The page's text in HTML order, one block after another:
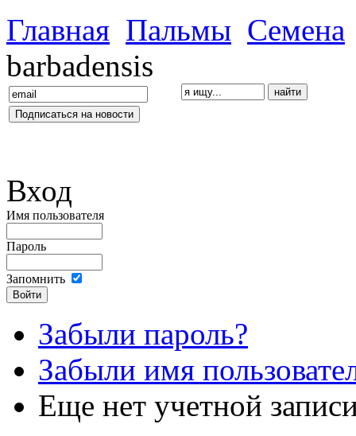
Главная Пальмы Семена
barbadensis
Вход
Имя пользователя
Пароль
Запомнить
Забыли пароль?
Забыли имя
Еще нет учетной